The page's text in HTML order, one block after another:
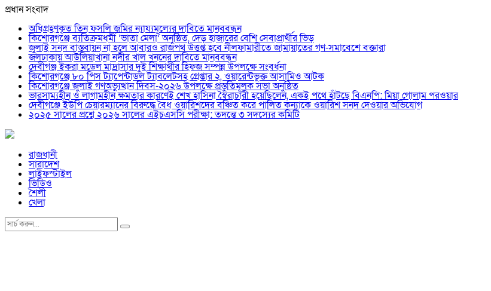
প্রধান সংবাদ
অধিগ্রহণকৃত তিন ফসলি জমির ন্যায্যমূল্যের দাবিতে মানববন্ধন
কিশোরগঞ্জে ব্যতিক্রমধর্মী ‘ভাতা মেলা’ অনুষ্ঠিত, দেড় হাজারের বেশি সেবাপ্রার্থীর ভিড়
জুলাই সনদ বাস্তবায়ন না হলে আবারও রাজপথ উত্তপ্ত হবে নীলফামারীতে জামায়াতের গণ-সমাবেশে বক্তারা
জলঢাকায় আউলিয়াখানা নদীর খাল খননের দাবিতে মানববন্ধন
দেবীগঞ্জ ইকরা মডেল মাদ্রাসার দুই শিক্ষার্থীর হিফজ সম্পন্ন উপলক্ষে সংবর্ধনা
কিশোরগঞ্জে ৮০ পিস ট্যাপেন্টাডল ট্যাবলেটসহ গ্রেপ্তার ২, ওয়ারেন্টভুক্ত আসামিও আটক
কিশোরগঞ্জে জুলাই গণঅভ্যুত্থান দিবস-২০২৬ উপলক্ষে প্রস্তুতিমূলক সভা অনুষ্ঠিত
ভারসাম্যহীন ও লাগামহীন ক্ষমতার কারণেই শেখ হাসিনা স্বৈরাচারী হয়েছিলেন, একই পথে হাঁটছে বিএনপি: মিয়া গোলাম পরওয়ার
দেবীগঞ্জে ইউপি চেয়ারম্যানের বিরুদ্ধে বৈধ ওয়ারিশদের বঞ্চিত করে পালিত কন্যাকে ওয়ারিশ সনদ দেওয়ার অভিযোগ
২০২৫ সালের প্রশ্নে ২০২৬ সালের এইচএসসি পরীক্ষা: তদন্তে ৩ সদস্যের কমিটি
রাজধানী
সারাদেশ
লাইফস্টাইল
ভিডিও
শৈলী
খেলা